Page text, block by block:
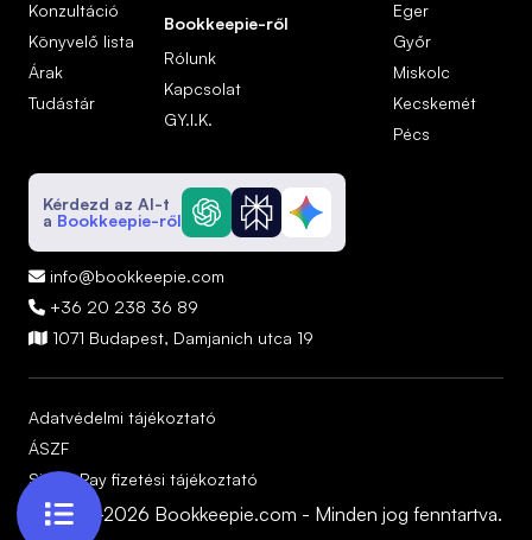
Konzultáció
Könyvelő lista
Árak
Tudástár
Bookkeepie-ről
Rólunk
Kapcsolat
GY.I.K.
Eger
Győr
Miskolc
Kecskemét
Pécs
Kérdezd az AI-t
a Bookkeepie-ről
 info@bookkeepie.com
 +36 20 238 36 89
 1071 Budapest, Damjanich utca 19
© 2024-2026 Bookkeepie.com - Minden jog fenntartva.
Adatvédelmi tájékoztató
ÁSZF
SimplePay fizetési tájékoztató
